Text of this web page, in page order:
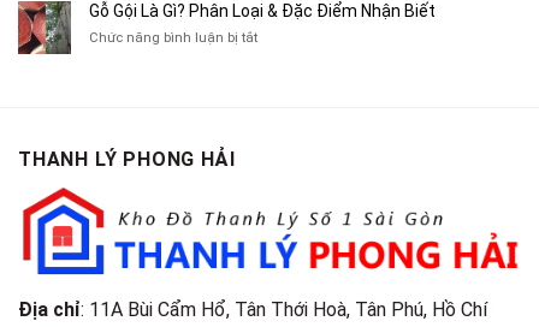
TP.HCM
Tạp
Chí
Áo
Chít
Là
Gỗ Gội Là Gì? Phân Loại & Đặc Điểm Nhận Biết
Chức năng bình luận bị tắtở
Điểm
Nhận
Biết
THANH LÝ PHONG HẢI
Địa chỉ: 11A Bùi Cẩm Hổ, Tân Thới Hoà, Tân Phú, Hồ Chí